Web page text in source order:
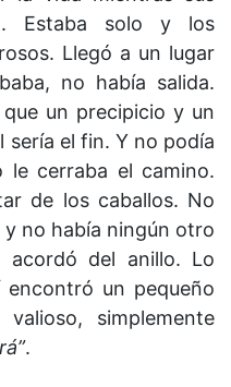
Estaba solo y los
Llegó a un lugar
no había salida.
un precipicio y un
sería el fin. Y no podía
le cerraba el camino.
de los caballos. No
no había ningún otro
acordó del anillo. Lo
un pequeño
valioso, simplemente
.